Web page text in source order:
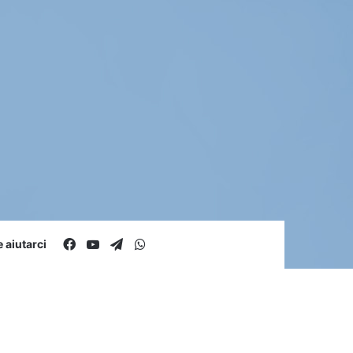
aiutarci Facebook
You TubeTelegram